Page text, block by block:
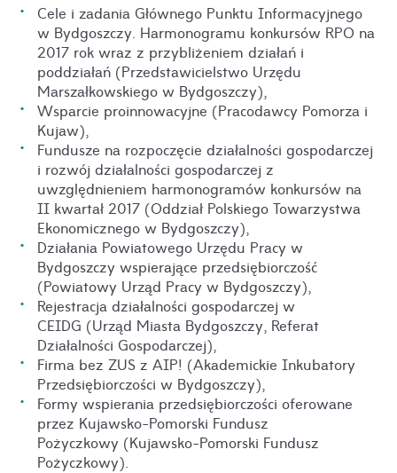
Cele i zadania Głównego Punktu Informacyjnego
w Bydgoszczy. Harmonogramu konkursów RPO na
2017 rok wraz z przybliżeniem działań i
poddziałań (Przedstawicielstwo Urzędu
Marszałkowskiego w Bydgoszczy),
Wsparcie proinnowacyjne (Pracodawcy Pomorza i
Kujaw),
Fundusze na rozpoczęcie działalności gospodarczej
i rozwój działalności gospodarczej z
uwzględnieniem harmonogramów konkursów na
II kwartał 2017 (Oddział Polskiego Towarzystwa
Ekonomicznego w Bydgoszczy),
Działania Powiatowego Urzędu Pracy w
Bydgoszczy wspierające przedsiębiorczość
(Powiatowy Urząd Pracy w Bydgoszczy),
Rejestracja działalności gospodarczej w
CEIDG (Urząd Miasta Bydgoszczy, Referat
Działalności Gospodarczej),
Firma bez ZUS z AIP! (Akademickie Inkubatory
Przedsiębiorczości w Bydgoszczy),
Formy wspierania przedsiębiorczości oferowane
przez Kujawsko-Pomorski Fundusz
Pożyczkowy (Kujawsko-Pomorski Fundusz
Pożyczkowy).